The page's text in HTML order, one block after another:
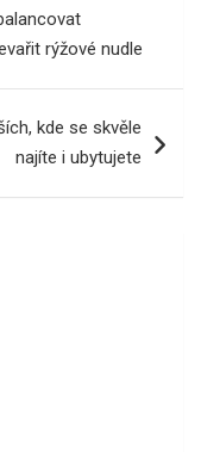
rýžové nudle
kde se skvěle
najíte i ubytujete